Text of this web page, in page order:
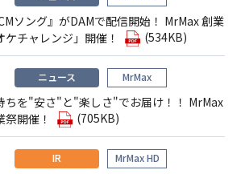
ソング』がDAMで配信開始！ MrMax 創業
チャレンジ」開催！
(534KB)
ニュース MrMax
ちを"安さ"と"楽しさ"でお届け！！ MrMax
開催！
(705KB)
IR MrMax HD